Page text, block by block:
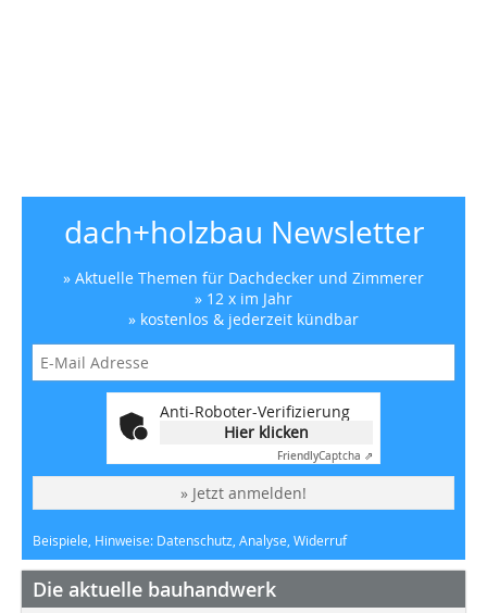
dach+holzbau Newsletter
» Aktuelle Themen für Dachdecker und Zimmerer
» 12 x im Jahr
» kostenlos & jederzeit kündbar
Anti-Roboter-Verifizierung
Hier klicken
FriendlyCaptcha ⇗
» Jetzt anmelden!
Beispiele, Hinweise: Datenschutz, Analyse, Widerruf
Die aktuelle bauhandwerk